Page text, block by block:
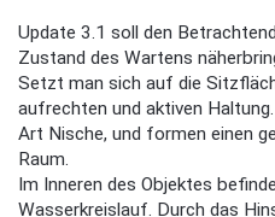
Update 3.1 soll den
Zustand des Wartens
Setzt man sich auf die
aufrechten und aktiven
Art Nische, und formen einen
Raum.
Im Inneren des Objektes
Wasserkreislauf. Durch das